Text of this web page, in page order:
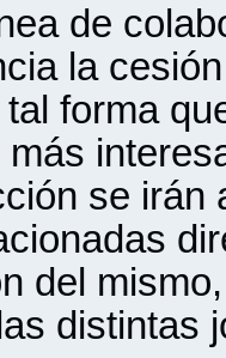
de
la
tal forma
más
se irán
del
distintas